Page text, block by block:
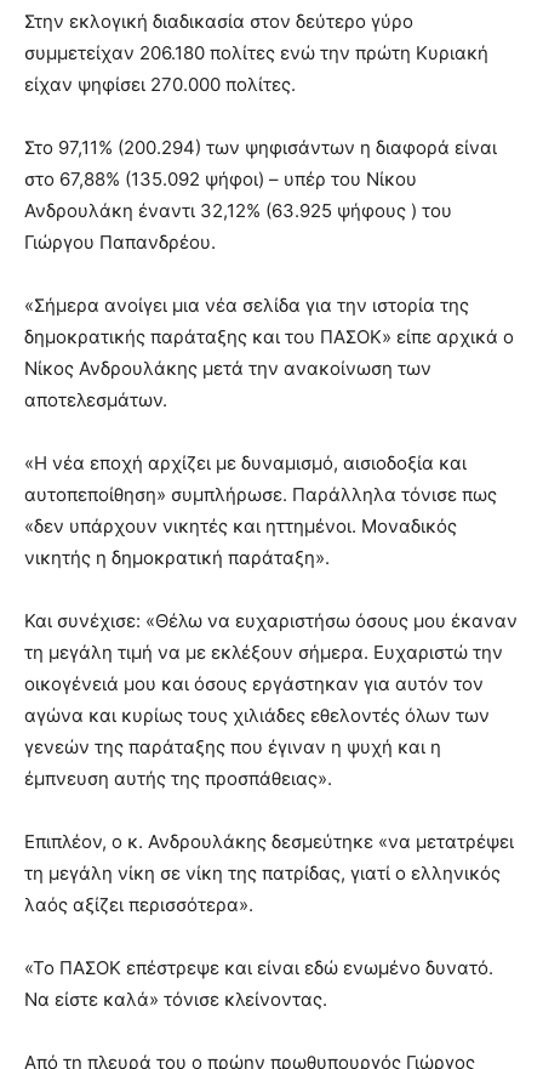
Στην εκλογική διαδικασία στον δεύτερο γύρο
συμμετείχαν 206.180 πολίτες ενώ την πρώτη Κυριακή
είχαν ψηφίσει 270.000 πολίτες.
Στο 97,11% (200.294) των ψηφισάντων η διαφορά είναι
στο 67,88% (135.092 ψήφοι) – υπέρ του Νίκου
Ανδρουλάκη έναντι 32,12% (63.925 ψήφους ) του
Γιώργου Παπανδρέου.
«Σήμερα ανοίγει μια νέα σελίδα για την ιστορία της
δημοκρατικής παράταξης και του ΠΑΣΟΚ» είπε αρχικά ο
Νίκος Ανδρουλάκης μετά την ανακοίνωση των
αποτελεσμάτων.
«Η νέα εποχή αρχίζει με δυναμισμό, αισιοδοξία και
αυτοπεποίθηση» συμπλήρωσε. Παράλληλα τόνισε πως
«δεν υπάρχουν νικητές και ηττημένοι. Μοναδικός
νικητής η δημοκρατική παράταξη».
Και συνέχισε: «Θέλω να ευχαριστήσω όσους μου έκαναν
τη μεγάλη τιμή να με εκλέξουν σήμερα. Ευχαριστώ την
οικογένειά μου και όσους εργάστηκαν για αυτόν τον
αγώνα και κυρίως τους χιλιάδες εθελοντές όλων των
γενεών της παράταξης που έγιναν η ψυχή και η
έμπνευση αυτής της προσπάθειας».
Επιπλέον, ο κ. Ανδρουλάκης δεσμεύτηκε «να μετατρέψει
τη μεγάλη νίκη σε νίκη της πατρίδας, γιατί ο ελληνικός
λαός αξίζει περισσότερα».
«Το ΠΑΣΟΚ επέστρεψε και είναι εδώ ενωμένο δυνατό.
Να είστε καλά» τόνισε κλείνοντας.
Από τη πλευρά του ο πρώην πρωθυπουργός Γιώργος